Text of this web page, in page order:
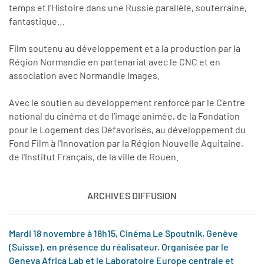
temps et l’Histoire dans une Russie parallèle, souterraine,
fantastique…
Film soutenu au développement et à la production par la
Région Normandie en partenariat avec le CNC et en
association avec Normandie Images.
Avec le soutien au développement renforcé par le Centre
national du cinéma et de l’image animée, de la Fondation
pour le Logement des Défavorisés, au développement du
Fond Film à l'Innovation par la Région Nouvelle Aquitaine,
de l'Institut Français, de la ville de Rouen.
ARCHIVES DIFFUSION
Mardi 18 novembre à 18h15, Cinéma Le Spoutnik, Genève
(Suisse), en présence du réalisateur. Organisée par le
Geneva Africa Lab et le Laboratoire Europe centrale et